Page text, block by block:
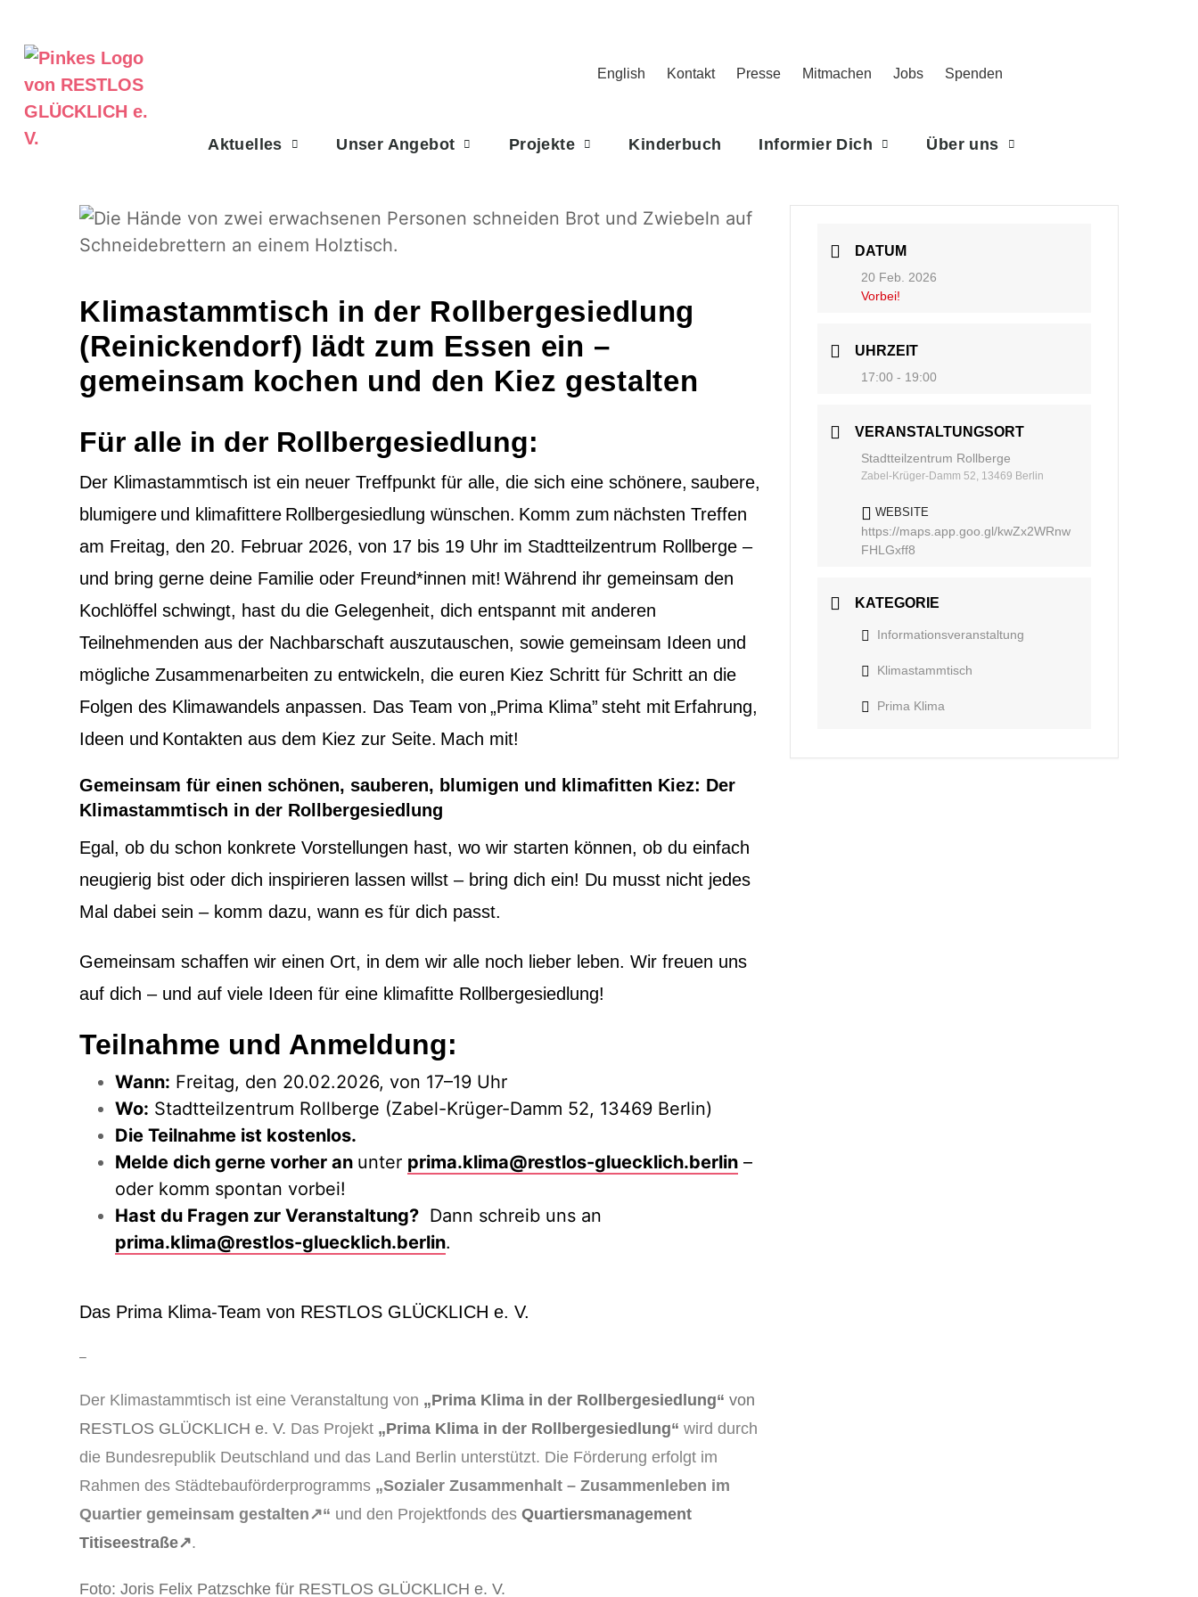
English Kontakt Presse Mitmachen Jobs Spenden
Aktuelles Unser Angebot Projekte Kinderbuch Informier Dich Über uns
Klimastammtisch in der Rollbergesiedlung
(Reinickendorf) lädt zum Essen ein –
gemeinsam kochen und den Kiez gestalten
Für alle in der Rollbergesiedlung:
Der Klimastammtisch ist ein neuer Treffpunkt für alle, die sich eine schönere, saubere,
blumigere und klimafittere Rollbergesiedlung wünschen. Komm zum nächsten Treffen
am Freitag, den 20. Februar 2026, von 17 bis 19 Uhr im Stadtteilzentrum Rollberge –
und bring gerne deine Familie oder Freund*innen mit! Während ihr gemeinsam den
Kochlöffel schwingt, hast du die Gelegenheit, dich entspannt mit anderen
Teilnehmenden aus der Nachbarschaft auszutauschen, sowie gemeinsam Ideen und
mögliche Zusammenarbeiten zu entwickeln, die euren Kiez Schritt für Schritt an die
Folgen des Klimawandels anpassen. Das Team von „Prima Klima” steht mit Erfahrung,
Ideen und Kontakten aus dem Kiez zur Seite. Mach mit!
Gemeinsam für einen schönen, sauberen, blumigen und klimafitten Kiez: Der
Klimastammtisch in der Rollbergesiedlung
Egal, ob du schon konkrete Vorstellungen hast, wo wir starten können, ob du einfach
neugierig bist oder dich inspirieren lassen willst – bring dich ein! Du musst nicht jedes
Mal dabei sein – komm dazu, wann es für dich passt.
Gemeinsam schaffen wir einen Ort, in dem wir alle noch lieber leben. Wir freuen uns
auf dich – und auf viele Ideen für eine klimafitte Rollbergesiedlung!
Teilnahme und Anmeldung:
Wann: Freitag, den 20.02.2026, von 17–19 Uhr
Wo: Stadtteilzentrum Rollberge (Zabel-Krüger-Damm 52, 13469 Berlin)
Die Teilnahme ist kostenlos.
Melde dich gerne vorher an unter prima.klima@restlos-gluecklich.berlin –
oder komm spontan vorbei!
Hast du Fragen zur Veranstaltung? Dann schreib uns an
prima.klima@restlos-gluecklich.berlin.
Das Prima Klima-Team von RESTLOS GLÜCKLICH e. V.
–
Der Klimastammtisch ist eine Veranstaltung von „Prima Klima in der Rollbergesiedlung“ von
RESTLOS GLÜCKLICH e. V. Das Projekt „Prima Klima in der Rollbergesiedlung“ wird durch
die Bundesrepublik Deutschland und das Land Berlin unterstützt. Die Förderung erfolgt im
Rahmen des Städtebauförderprogramms „Sozialer Zusammenhalt – Zusammenleben im
Quartier gemeinsam gestalten↗“ und den Projektfonds des Quartiersmanagement
Titiseestraße↗.
Foto: Joris Felix Patzschke für RESTLOS GLÜCKLICH e. V.
DATUM
20 Feb. 2026
Vorbei!
UHRZEIT
17:00 - 19:00
VERANSTALTUNGSORT
Stadtteilzentrum Rollberge
Zabel-Krüger-Damm 52, 13469 Berlin
WEBSITE
https://maps.app.goo.gl/kwZx2WRnw
FHLGxff8
KATEGORIE
Informationsveranstaltung
Klimastammtisch
Prima Klima